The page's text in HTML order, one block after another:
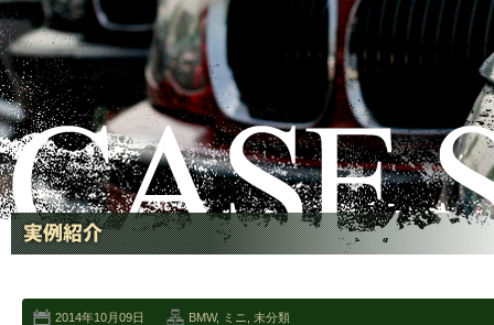
2014年10月09日 BMW, ミニ 未分類